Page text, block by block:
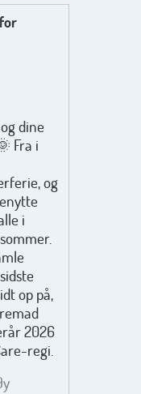
dine
Fra i
og
i
op på,
2026
regi.